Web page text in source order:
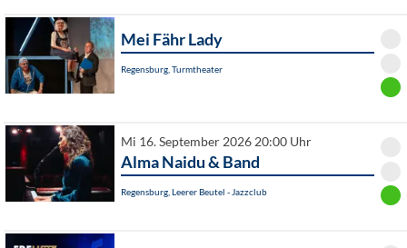
Mei Fähr Lady
Regensburg, Turmtheater
Mi 16. September 2026 20:00 Uhr
Alma Naidu & Band
Regensburg, Leerer Beutel - Jazzclub